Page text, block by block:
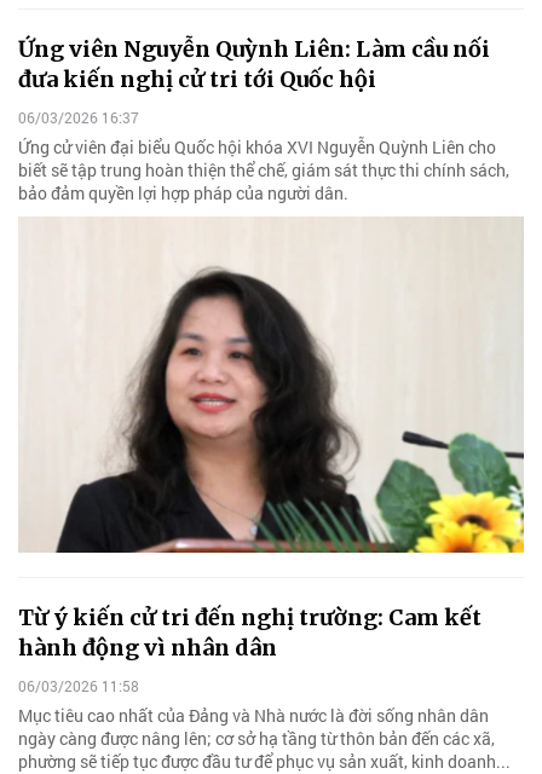
Ứng viên Nguyễn Quỳnh Liên: Làm cầu nối
đưa kiến nghị cử tri tới Quốc hội
06/03/2026 16:37
Ứng cử viên đại biểu Quốc hội khóa XVI Nguyễn Quỳnh Liên cho
biết sẽ tập trung hoàn thiện thể chế, giám sát thực thi chính sách,
bảo đảm quyền lợi hợp pháp của người dân.
Từ ý kiến cử tri đến nghị trường: Cam kết
hành động vì nhân dân
06/03/2026 11:58
Mục tiêu cao nhất của Đảng và Nhà nước là đời sống nhân dân
ngày càng được nâng lên; cơ sở hạ tầng từ thôn bản đến các xã,
phường sẽ tiếp tục được đầu tư để phục vụ sản xuất, kinh doanh...